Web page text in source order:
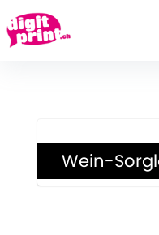
Wein-